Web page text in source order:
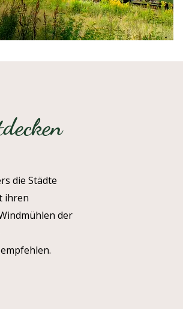
die Städte
ihren
der